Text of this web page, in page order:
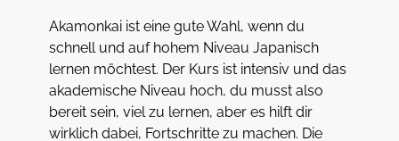
Akamonkai ist eine gute Wahl, wenn du
schnell und auf hohem Niveau Japanisch
lernen möchtest. Der Kurs ist intensiv und das
akademische Niveau hoch, du musst also
bereit sein, viel zu lernen, aber es hilft dir
wirklich dabei, Fortschritte zu machen. Die